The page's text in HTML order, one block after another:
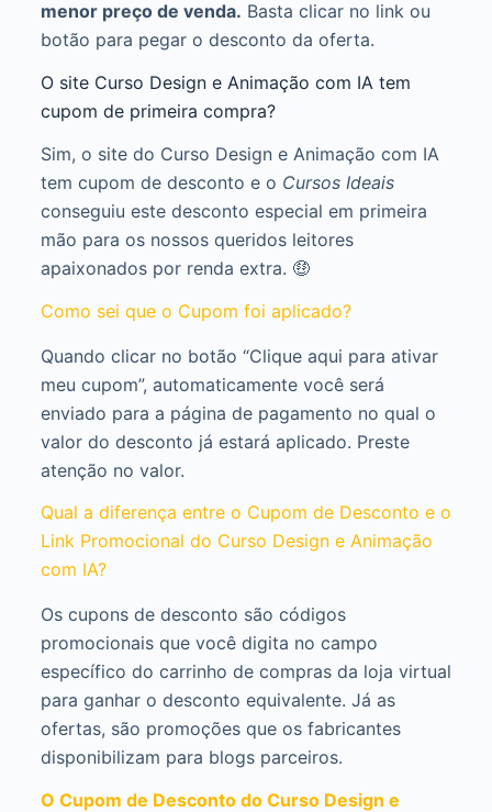
menor preço de venda. Basta clicar no link ou
botão para pegar o desconto da oferta.
O site Curso Design e Animação com IA tem
cupom de primeira compra?
Sim, o site do Curso Design e Animação com IA
tem cupom de desconto e o Cursos Ideais
conseguiu este desconto especial em primeira
mão para os nossos queridos leitores
apaixonados por renda extra. 🤑
Como sei que o Cupom foi aplicado?
Quando clicar no botão “Clique aqui para ativar
meu cupom”, automaticamente você será
enviado para a página de pagamento no qual o
valor do desconto já estará aplicado. Preste
atenção no valor.
Qual a diferença entre o Cupom de Desconto e o
Link Promocional do Curso Design e Animação
com IA?
Os cupons de desconto são códigos
promocionais que você digita no campo
específico do carrinho de compras da loja virtual
para ganhar o desconto equivalente. Já as
ofertas, são promoções que os fabricantes
disponibilizam para blogs parceiros.
O Cupom de Desconto do Curso Design e